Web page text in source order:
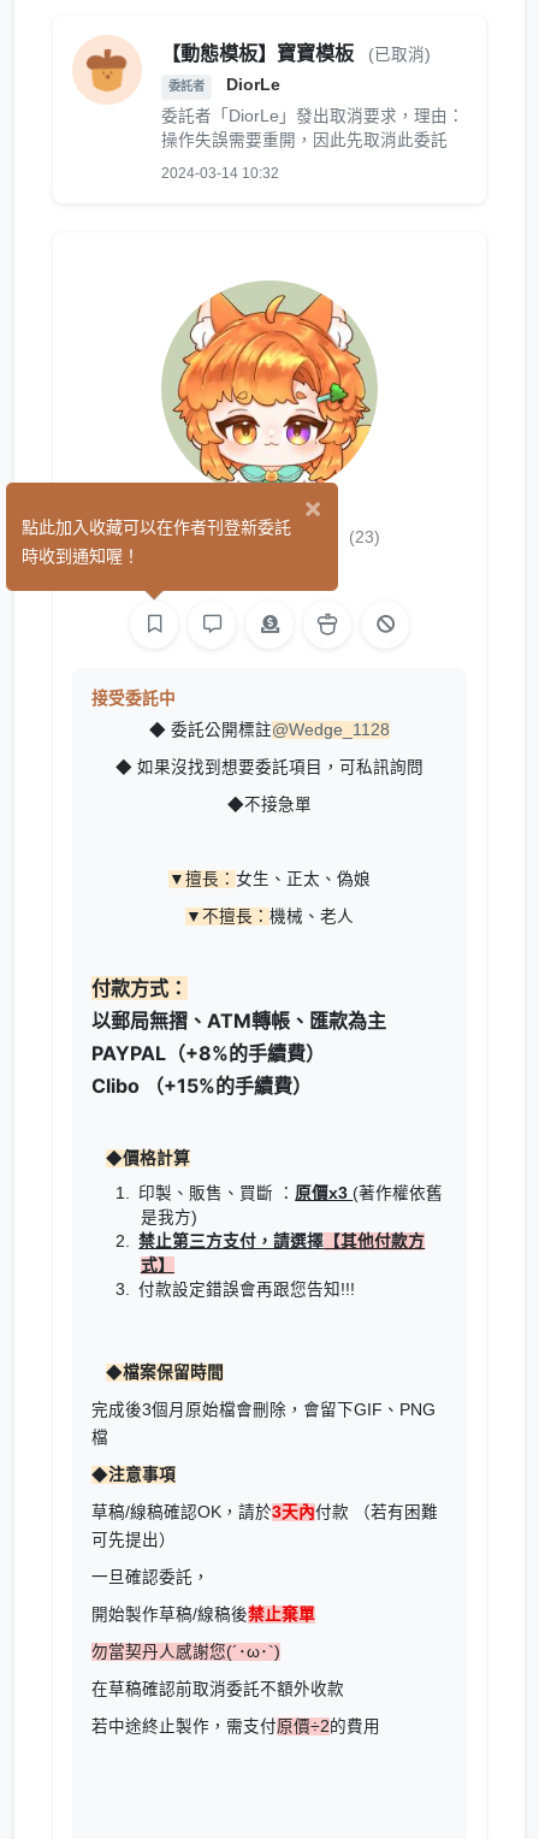
【動態模板】寶寶模板 (已取消)
委託者
DiorLe
委託者「DiorLe」發出取消要求，理由：
操作失誤需要重開，因此先取消此委託
2024-03-14 10:32
威吉wedge (23)
接受委託中
◆ 委託公開標註@Wedge_1128
◆ 如果沒找到想要委託項目，可私訊詢問
◆不接急單
▼擅長： 女生、正太、偽娘
▼不擅長： 機械、老人
付款方式：
以郵局無摺、ATM轉帳、匯款為主
PAYPAL（+8%的手續費）
Clibo （+15%的手續費）
◆價格計算
​印製、販售、買斷 ： 原價x3(著作權依舊
是我方)
禁止第三方支付，請選擇 【其他付款方
式】
付款設定錯誤會再跟您告知!!!
◆檔案保留時間
完成後3個月原始檔會刪除，會留下GIF、PNG
檔
◆注意事項
草稿/線稿確認OK，請於3天內付款 （若有困難
可先提出）
一旦確認委託，
開始製作草稿/線稿後禁止棄單
勿當契丹人感謝您(´･ω･`)
在草稿確認前取消委託不額外收款
若中途終止製作，需支付原價÷2的費用
×
點此加入收藏可以在作者刊登新委託
時收到通知喔！